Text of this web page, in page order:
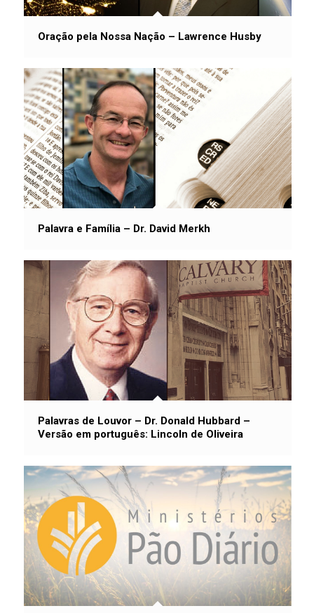
Oração pela Nossa Nação – Lawrence Husby
Palavra e Família – Dr. David Merkh
Palavras de Louvor – Dr. Donald Hubbard –
Versão em português: Lincoln de Oliveira